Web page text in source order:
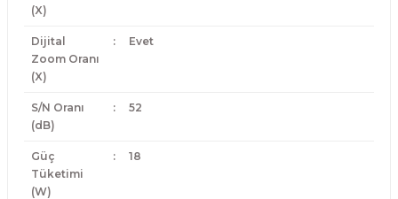
(X)
Dijital
Zoom Oranı
(X)
: Evet
S/N Oranı
(dB)
: 52
Güç
Tüketimi
(W)
: 18